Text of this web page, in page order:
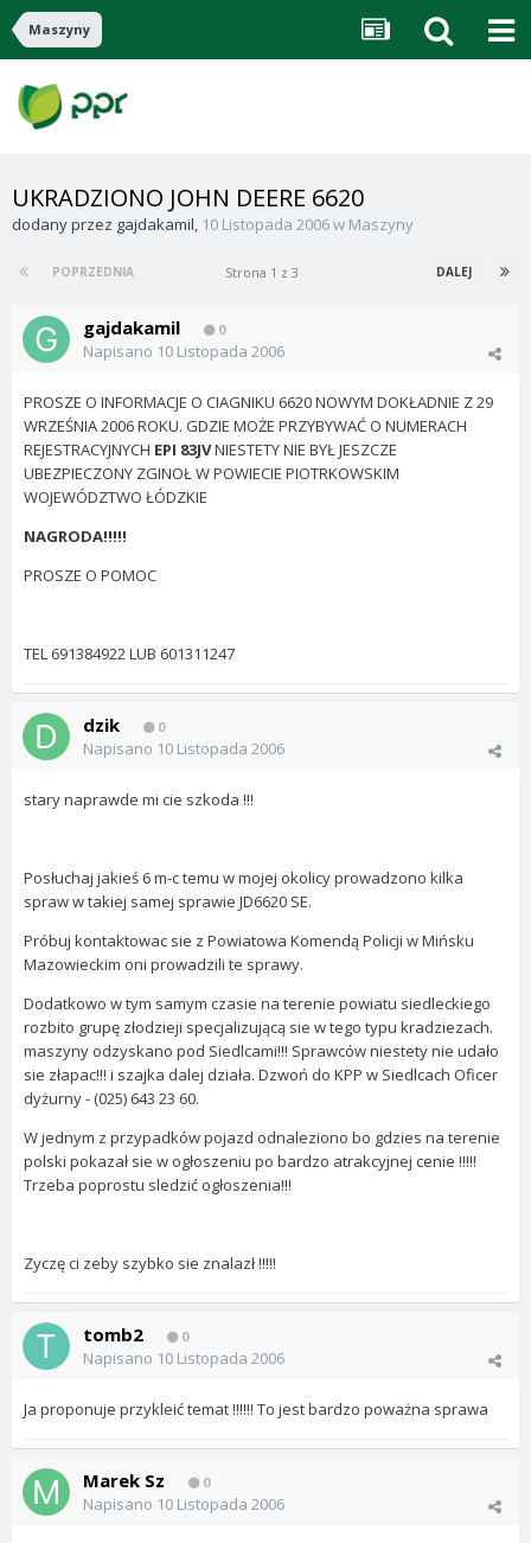
Maszyny
UKRADZIONO JOHN DEERE 6620
dodany przez gajdakamil, 10 Listopada 2006w Maszyny
POPRZEDNIA DALEJ
Strona 1 z 3
gajdakamil 0
Napisano 10 Listopada 2006
PROSZE O INFORMACJE O CIAGNIKU 6620 NOWYM DOKŁADNIE Z 29
WRZEŚNIA 2006 ROKU. GDZIE MOŻE PRZYBYWAĆ O NUMERACH
REJESTRACYJNYCH EPI 83JVNIESTETY NIE BYŁ JESZCZE
UBEZPIECZONY ZGINOŁ W POWIECIE PIOTRKOWSKIM
WOJEWÓDZTWO ŁÓDZKIE
NAGRODA!!!!!
PROSZE O POMOC
TEL 691384922 LUB 601311247
dzik 0
Napisano 10 Listopada 2006
stary naprawde mi cie szkoda !!!
Posłuchaj jakieś 6 m-c temu w mojej okolicy prowadzono kilka
spraw w takiej samej sprawie JD6620 SE.
Próbuj kontaktowac sie z Powiatowa Komendą Policji w Mińsku
Mazowieckim oni prowadzili te sprawy.
Dodatkowo w tym samym czasie na terenie powiatu siedleckiego
rozbito grupę złodzieji specjalizującą sie w tego typu kradziezach.
maszyny odzyskano pod Siedlcami!!! Sprawców niestety nie udało
sie złapac!!! i szajka dalej działa. Dzwoń do KPP w Siedlcach Oficer
dyżurny - (025) 643 23 60.
W jednym z przypadków pojazd odnaleziono bo gdzies na terenie
polski pokazał sie w ogłoszeniu po bardzo atrakcyjnej cenie !!!!!
Trzeba poprostu sledzić ogłoszenia!!!
Zyczę ci zeby szybko sie znalazł !!!!!
tomb2 0
Napisano 10 Listopada 2006
Ja proponuje przykleić temat !!!!!! To jest bardzo poważna sprawa
Marek Sz 0
Napisano 10 Listopada 2006